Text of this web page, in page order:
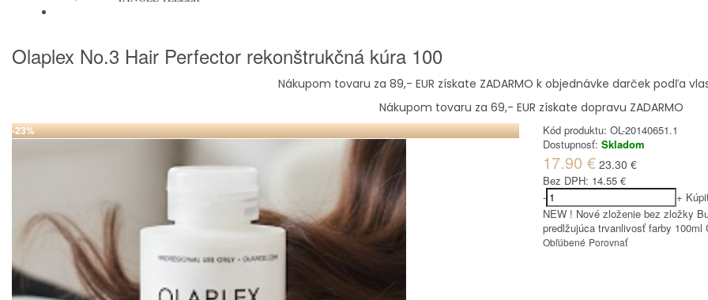
Olaplex No.3 Hair Perfector rekonštrukčná kúra 100
Nákupom tovaru za 89,- EUR získate ZADARMO k objednávke darček podľa
Nákupom tovaru za 69,- EUR získate dopravu ZADARMO
-23% Kód produktu: OL-20140651.1
Dostupnosť: Skladom
17.90 € 23.30 €
Bez DPH: 14.55 €
-
+
NEW ! Nové zloženie bez zložky
predlžujúca trvanlivosť farby 100ml
Obľúbené Porovnať